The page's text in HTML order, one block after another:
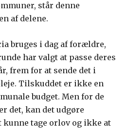
står denne
af delene.
bruges i dag af forældre,
har valgt at passe deres
frem for at sende det i
Tilskuddet er ikke en
budget. Men for de
det, kan det udgøre
tage orlov og ikke at